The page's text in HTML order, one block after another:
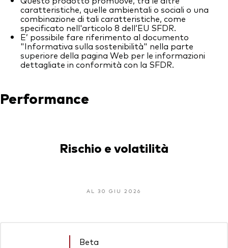
caratteristiche, quelle ambientali o sociali o una
combinazione di tali caratteristiche, come
specificato nell'articolo 8 dell’EU SFDR.
E’ possibile fare riferimento al documento
"Informativa sulla sostenibilità" nella parte
superiore della pagina Web per le informazioni
dettagliate in conformità con la SFDR.
Performance
Rischio e volatilità
AL 30 GIU 2026
Beta